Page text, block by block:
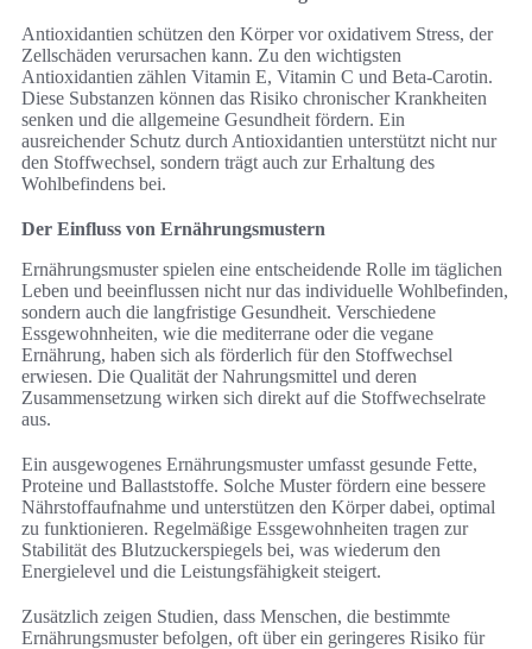
Antioxidantien schützen den Körper vor oxidativem Stress, der
Zellschäden verursachen kann. Zu den wichtigsten
Antioxidantien zählen Vitamin E, Vitamin C und Beta-Carotin.
Diese Substanzen können das Risiko chronischer Krankheiten
senken und die allgemeine Gesundheit fördern. Ein
ausreichender Schutz durch Antioxidantien unterstützt nicht nur
den Stoffwechsel, sondern trägt auch zur Erhaltung des
Wohlbefindens bei.
Der Einfluss von Ernährungsmustern
Ernährungsmuster spielen eine entscheidende Rolle im täglichen
Leben und beeinflussen nicht nur das individuelle Wohlbefinden,
sondern auch die langfristige Gesundheit. Verschiedene
Essgewohnheiten, wie die mediterrane oder die vegane
Ernährung, haben sich als förderlich für den Stoffwechsel
erwiesen. Die Qualität der Nahrungsmittel und deren
Zusammensetzung wirken sich direkt auf die Stoffwechselrate
aus.
Ein ausgewogenes Ernährungsmuster umfasst gesunde Fette,
Proteine und Ballaststoffe. Solche Muster fördern eine bessere
Nährstoffaufnahme und unterstützen den Körper dabei, optimal
zu funktionieren. Regelmäßige Essgewohnheiten tragen zur
Stabilität des Blutzuckerspiegels bei, was wiederum den
Energielevel und die Leistungsfähigkeit steigert.
Zusätzlich zeigen Studien, dass Menschen, die bestimmte
Ernährungsmuster befolgen, oft über ein geringeres Risiko für